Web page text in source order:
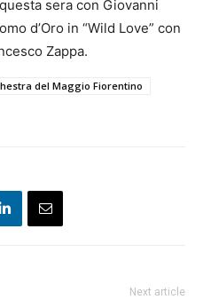
sera con Giovanni
d’Oro in “Wild Love” con
Zappa.
del Maggio Fiorentino
Next article